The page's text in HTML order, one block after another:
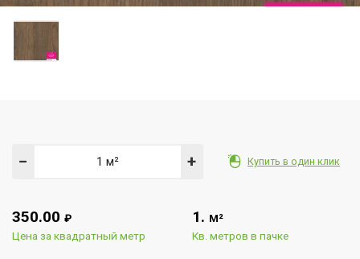
Купить в один клик
− +
350.00 ₽
Цена за квадратный метр
1. М²
Кв. метров в пачке